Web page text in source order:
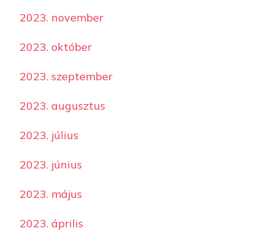
2023. november
2023. október
2023. szeptember
2023. augusztus
2023. július
2023. június
2023. május
2023. április